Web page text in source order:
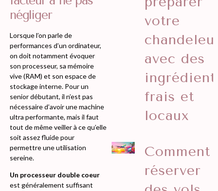
négliger
Lorsque l’on parle de
performances d’un ordinateur,
on doit notamment évoquer
son processeur, sa mémoire
vive (RAM) et son espace de
stockage interne. Pour un
senior débutant, il n’est pas
nécessaire d’avoir une machine
ultra performante, mais il faut
tout de même veiller à ce qu’elle
soit assez fluide pour
permettre une utilisation
sereine.
Un processeur double coeur
est généralement suffisant
votre
avec des
frais et
locaux
Comment
réserver